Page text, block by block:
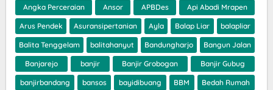
Angka Perceraian Ansor APBDes Api Abadi Mrapen
Arus Pendek Asuransipertanian Ayla Balap Liar balapliar
Balita Tenggelam balitahanyut Bandungharjo Bangun Jalan
Banjarejo banjir Banjir Grobogan Banjir Gubug
banjirbandang bansos bayidibuang BBM Bedah Rumah